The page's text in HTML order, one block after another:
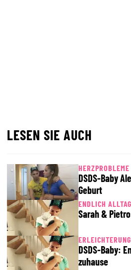
LESEN SIE AUCH
HERZPROBLEME
DSDS-Baby
Geburt
ENDLICH ALLTAG
Sarah &
ERLEICHTERUNG
DSDS-Baby:
zuhause